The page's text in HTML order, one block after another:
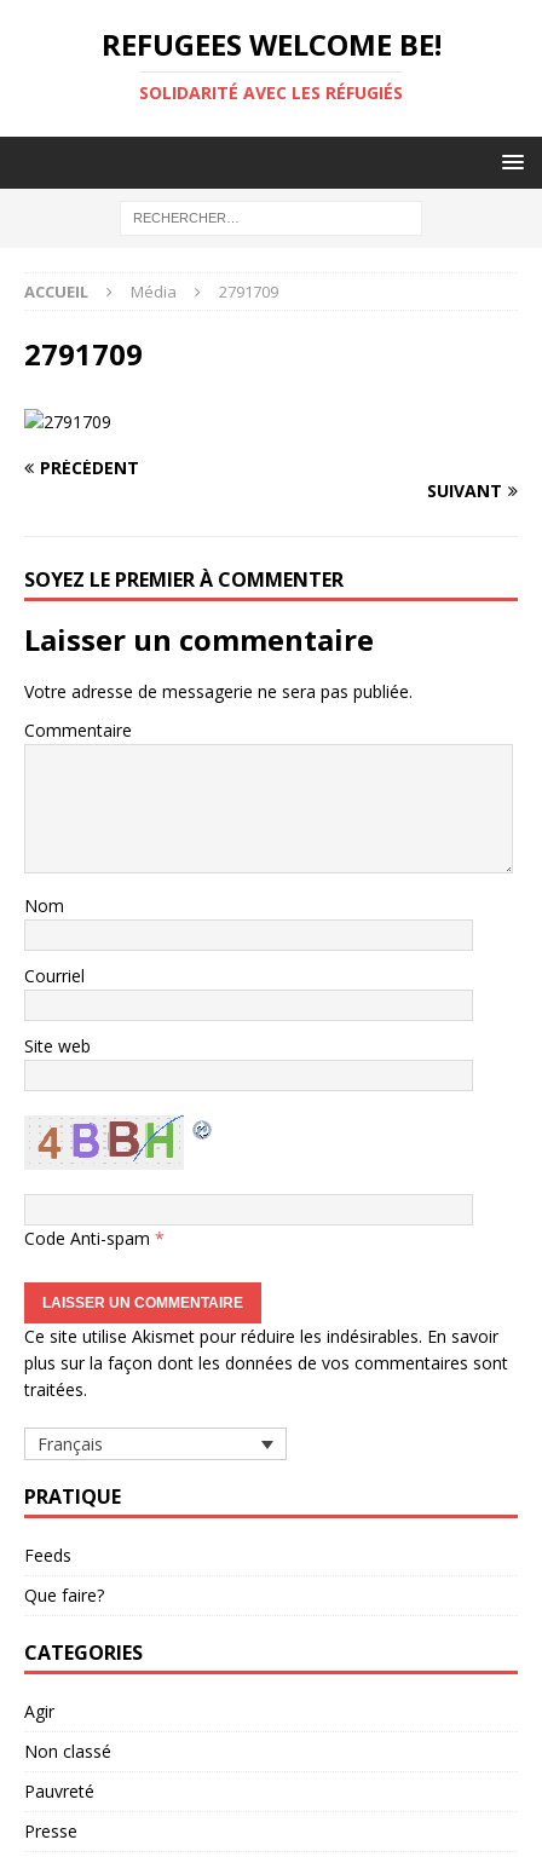
REFUGEES WELCOME BE!
SOLIDARITÉ AVEC LES RÉFUGIÉS
ACCUEIL Média 2791709
2791709
PRÉCÉDENT
SUIVANT
SOYEZ LE PREMIER À COMMENTER
Laisser un commentaire
Votre adresse de messagerie ne sera pas publiée.
Commentaire
Nom
Courriel
Site web
Code Anti-spam *
Ce site utilise Akismet pour réduire les indésirables. En savoir
plus sur la façon dont les données de vos commentaires sont
traitées.
Français
PRATIQUE
Feeds
Que faire?
CATEGORIES
Agir
Non classé
Pauvreté
Presse